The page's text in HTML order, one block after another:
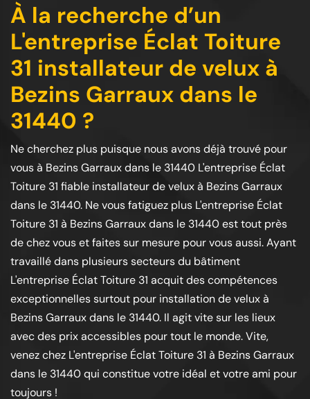
À la recherche d’un
L'entreprise Éclat Toiture
31 installateur de velux à
Bezins Garraux dans le
31440 ?
Ne cherchez plus puisque nous avons déjà trouvé pour
vous à Bezins Garraux dans le 31440 L'entreprise Éclat
Toiture 31 fiable installateur de velux à Bezins Garraux
dans le 31440. Ne vous fatiguez plus L'entreprise Éclat
Toiture 31 à Bezins Garraux dans le 31440 est tout près
de chez vous et faites sur mesure pour vous aussi. Ayant
travaillé dans plusieurs secteurs du bâtiment
L'entreprise Éclat Toiture 31 acquit des compétences
exceptionnelles surtout pour installation de velux à
Bezins Garraux dans le 31440. Il agit vite sur les lieux
avec des prix accessibles pour tout le monde. Vite,
venez chez L'entreprise Éclat Toiture 31 à Bezins Garraux
dans le 31440 qui constitue votre idéal et votre ami pour
toujours !